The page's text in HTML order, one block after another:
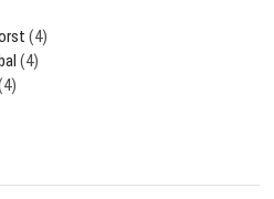
(4)
(4)